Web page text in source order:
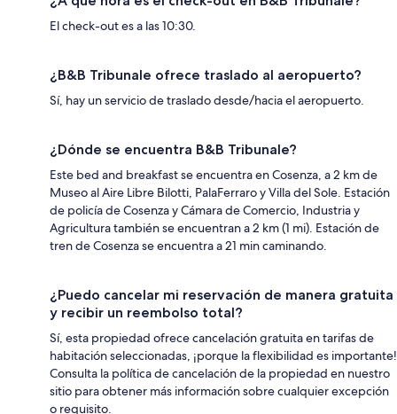
El check-out es a las 10:30.
¿B&B Tribunale ofrece traslado al aeropuerto?
Sí, hay un servicio de traslado desde/hacia el aeropuerto.
¿Dónde se encuentra B&B Tribunale?
Este bed and breakfast se encuentra en Cosenza, a 2 km de
Museo al Aire Libre Bilotti, PalaFerraro y Villa del Sole. Estación
de policía de Cosenza y Cámara de Comercio, Industria y
Agricultura también se encuentran a 2 km (1 mi). Estación de
tren de Cosenza se encuentra a 21 min caminando.
¿Puedo cancelar mi reservación de manera gratuita
y recibir un reembolso total?
Sí, esta propiedad ofrece cancelación gratuita en tarifas de
habitación seleccionadas, ¡porque la flexibilidad es importante!
Consulta la política de cancelación de la propiedad en nuestro
sitio para obtener más información sobre cualquier excepción
o requisito.